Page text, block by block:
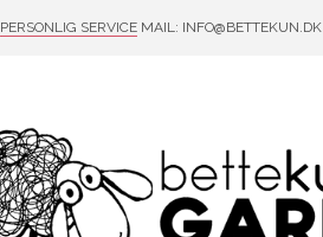
PERSONLIG SERVICEMAIL: INFO@BETTEKUN.DK